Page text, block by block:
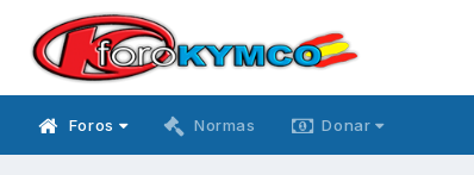
Foros Normas Donar